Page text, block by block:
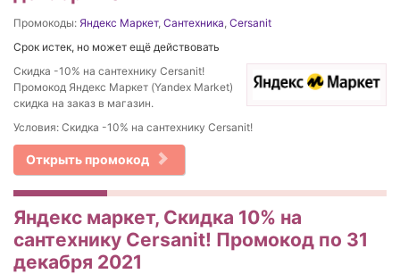
Промокоды: Яндекс Маркет, Сантехника, Cersanit
Срок истек, но может ещё действовать
Скидка -10% на сантехнику Cersanit!
Промокод Яндекс Маркет (Yandex Market)
скидка на заказ в магазин.
Условия: Скидка -10% на сантехнику Cersanit!
Открыть промокод
Яндекс маркет, Скидка 10% на
сантехнику Cersanit! Промокод по 31
декабря 2021